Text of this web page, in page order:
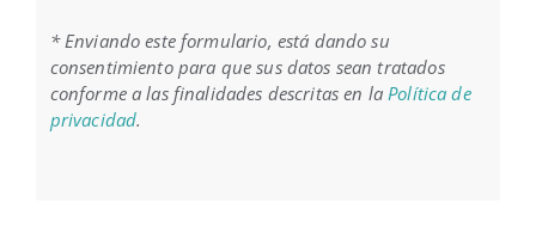
* Enviando este formulario, está dando su
consentimiento para que sus datos sean tratados
conforme a las finalidades descritas en laPolítica de
privacidad.